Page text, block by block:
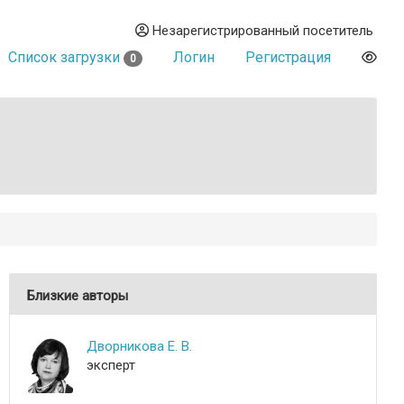
Незарегистрированный посетитель
Список загрузки 0 Логин Регистрация
Близкие авторы
Дворникова Е. В.
эксперт